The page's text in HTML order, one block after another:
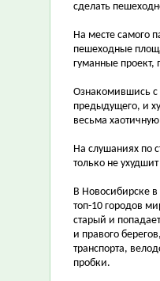
сделать
На месте самого
пешеходные
гуманные проект,
Ознакомившись с
предыдущего, и
весьма
На слушаниях по
только не
В Новосибирске в
топ-10 городов
старый и
и правого
транспорта,
пробки.